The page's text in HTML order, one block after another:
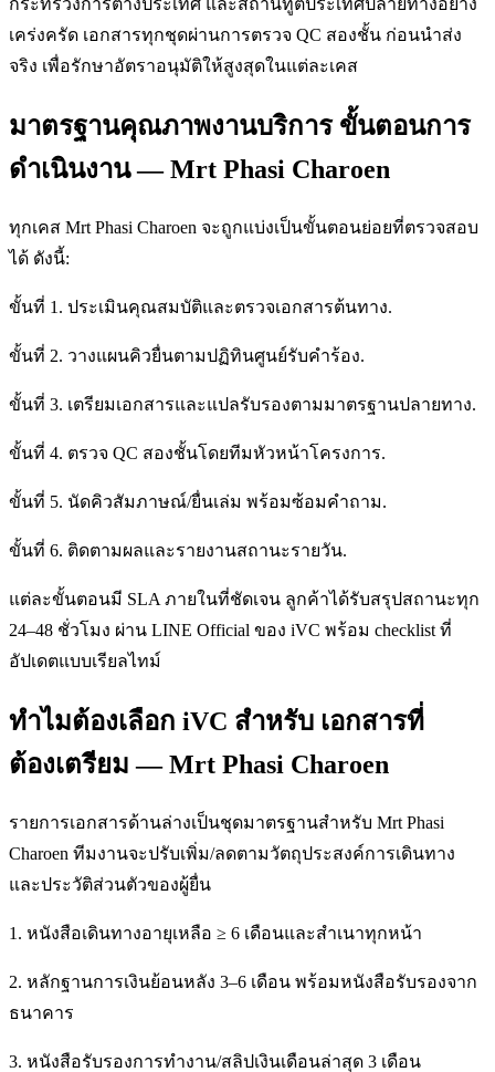
กระทรวงการต่างประเทศ และสถานทูตประเทศปลายทางอย่าง
เคร่งครัด เอกสารทุกชุดผ่านการตรวจ QC สองชั้น ก่อนนำส่ง
จริง เพื่อรักษาอัตราอนุมัติให้สูงสุดในแต่ละเคส
มาตรฐานคุณภาพงานบริการ ขั้นตอนการ
ดำเนินงาน — Mrt Phasi Charoen
ทุกเคส Mrt Phasi Charoen จะถูกแบ่งเป็นขั้นตอนย่อยที่ตรวจสอบ
ได้ ดังนี้:
ขั้นที่ 1. ประเมินคุณสมบัติและตรวจเอกสารต้นทาง.
ขั้นที่ 2. วางแผนคิวยื่นตามปฏิทินศูนย์รับคำร้อง.
ขั้นที่ 3. เตรียมเอกสารและแปลรับรองตามมาตรฐานปลายทาง.
ขั้นที่ 4. ตรวจ QC สองชั้นโดยทีมหัวหน้าโครงการ.
ขั้นที่ 5. นัดคิวสัมภาษณ์/ยื่นเล่ม พร้อมซ้อมคำถาม.
ขั้นที่ 6. ติดตามผลและรายงานสถานะรายวัน.
แต่ละขั้นตอนมี SLA ภายในที่ชัดเจน ลูกค้าได้รับสรุปสถานะทุก
24–48 ชั่วโมง ผ่าน LINE Official ของ iVC พร้อม checklist ที่
อัปเดตแบบเรียลไทม์
ทำไมต้องเลือก iVC สำหรับ เอกสารที่
ต้องเตรียม — Mrt Phasi Charoen
รายการเอกสารด้านล่างเป็นชุดมาตรฐานสำหรับ Mrt Phasi
Charoen ทีมงานจะปรับเพิ่ม/ลดตามวัตถุประสงค์การเดินทาง
และประวัติส่วนตัวของผู้ยื่น
1. หนังสือเดินทางอายุเหลือ ≥ 6 เดือนและสำเนาทุกหน้า
2. หลักฐานการเงินย้อนหลัง 3–6 เดือน พร้อมหนังสือรับรองจาก
ธนาคาร
3. หนังสือรับรองการทำงาน/สลิปเงินเดือนล่าสุด 3 เดือน